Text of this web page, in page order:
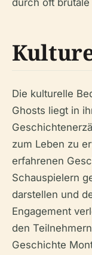
durch oft
Die kulturelle
Ghosts liegt in
zum Leben zu
erfahrenen
Schauspielern
darstellen und
Engagement
den
Geschichte